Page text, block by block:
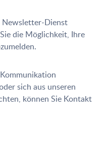
Newsletter-Dienst
die Möglichkeit, Ihre
sich aus unseren
können Sie Kontakt